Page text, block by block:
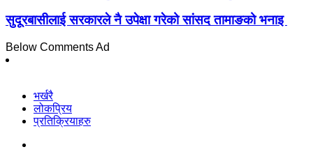
सुदूरबासीलाई सरकारले नै उपेक्षा गरेको सांसद तामाङको भनाइ
Below Comments Ad
भर्खरै
लोकप्रिय
प्रतिक्रियाहरु